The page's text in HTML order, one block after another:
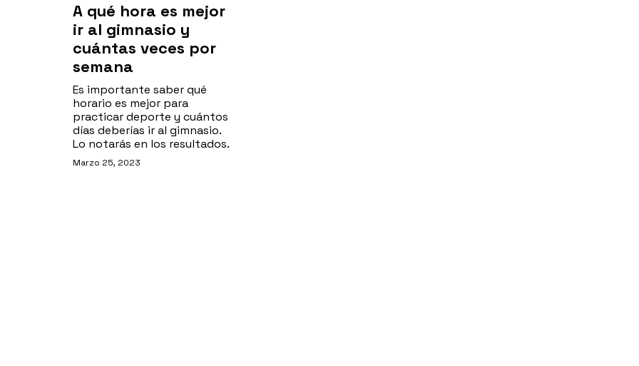
A qué hora es mejor
ir al gimnasio y
cuántas veces por
semana
Es importante saber qué
horario es mejor para
practicar deporte y cuántos
días deberías ir al gimnasio.
Lo notarás en los resultados.
Marzo 25, 2023